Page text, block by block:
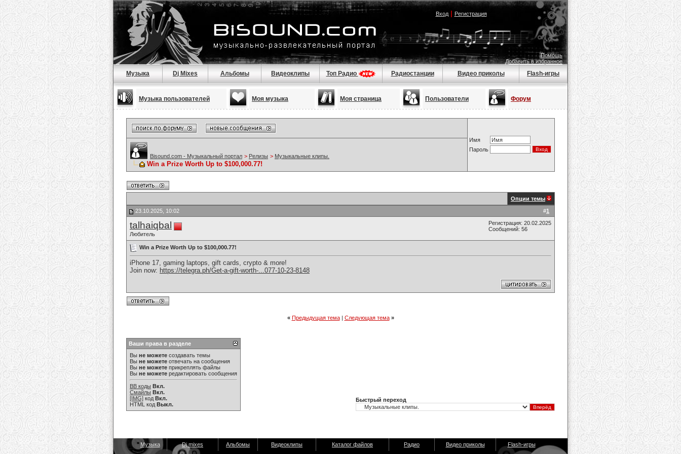
Вход| Регистрация
Помощь
Добавить в избранное
Музыка Dj Mixes Альбомы Видеоклипы Топ Радио Радиостанции Видео приколы Flash-игры
Музыка пользователей Моя музыка Моя страница Пользователи Форум
Имя
Пароль
Bisound.com - Музыкальный портал > Релизы > Музыкальные клипы.
Win a Prize Worth Up to $100,000.77!
Опции темы
#1
23.10.2025, 10:02
talhaiqbal
Любитель
Регистрация: 20.02.2025
Сообщений: 56
Win a Prize Worth Up to $100,000.77!
iPhone 17, gaming laptops, gift cards, crypto & more!
Join now: https://telegra.ph/Get-a-gift-worth-...077-10-23-8148
« Предыдущая тема| Следующая тема »
Ваши права в разделе
Вы не можете создавать темы
Вы не можете отвечать на сообщения
Вы не можете прикреплять файлы
Вы не можете редактировать сообщения
BB коды Вкл.
Смайлы Вкл.
[IMG] код Вкл.
HTML код Выкл.
Быстрый переход
Музыка Dj mixes Альбомы Видеоклипы Каталог файлов Радио Видео приколы Flash-игры